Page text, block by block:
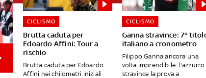
Brutta caduta per
Edoardo Affini: Tour a
rischio
CICLISMO
Brutta caduta per Edoardo
Affini nei chilometri iniziali
Ganna stravince: 7°
italiano a cronometro
CICLISMO
Filippo Ganna ancora una
volta imprendibile: l'azzurro
stravince la prova a